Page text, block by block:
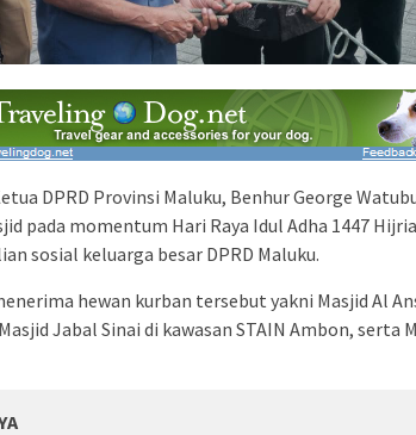
DPRD Provinsi Maluku, Benhur George
pada momentum Hari Raya Idul Adha 1447
sosial keluarga besar DPRD Maluku.
hewan kurban tersebut yakni Masjid Al
Jabal Sinai di kawasan STAIN Ambon, serta